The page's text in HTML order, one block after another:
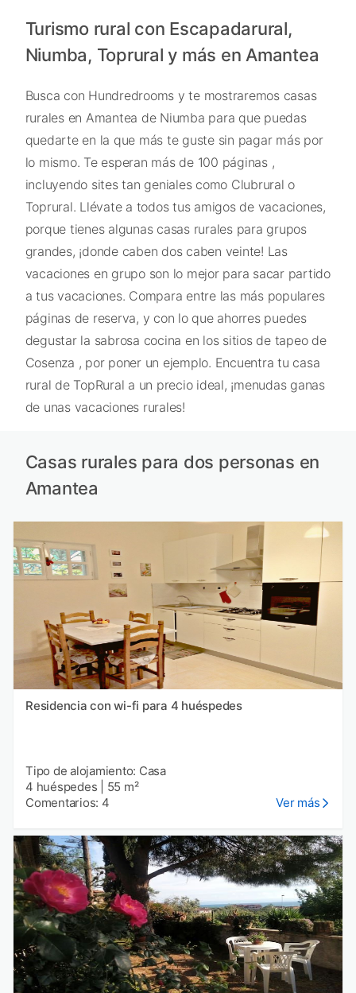
Turismo rural con Escapadarural,
Niumba, Toprural y más en Amantea
Busca con Hundredrooms y te mostraremos casas
rurales en Amantea de Niumba para que puedas
quedarte en la que más te guste sin pagar más por
lo mismo. Te esperan más de 100 páginas ,
incluyendo sites tan geniales como Clubrural o
Toprural. Llévate a todos tus amigos de vacaciones,
porque tienes algunas casas rurales para grupos
grandes, ¡donde caben dos caben veinte! Las
vacaciones en grupo son lo mejor para sacar partido
a tus vacaciones. Compara entre las más populares
páginas de reserva, y con lo que ahorres puedes
degustar la sabrosa cocina en los sitios de tapeo de
Cosenza , por poner un ejemplo. Encuentra tu casa
rural de TopRural a un precio ideal, ¡menudas ganas
de unas vacaciones rurales!
Casas rurales para dos personas en
Amantea
Residencia con wi-fi para 4 huéspedes
Tipo de alojamiento: Casa
4 huéspedes
55 m²
Comentarios: 4
Ver más